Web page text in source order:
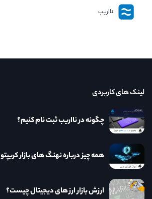
نااریب
لینک های کاربردی
چگونه در نااریب ثبت نام کنیم؟
همه چیز درباره نهنگ های بازار کریپتو
ارزش بازار ارز های دیجیتال چیست؟